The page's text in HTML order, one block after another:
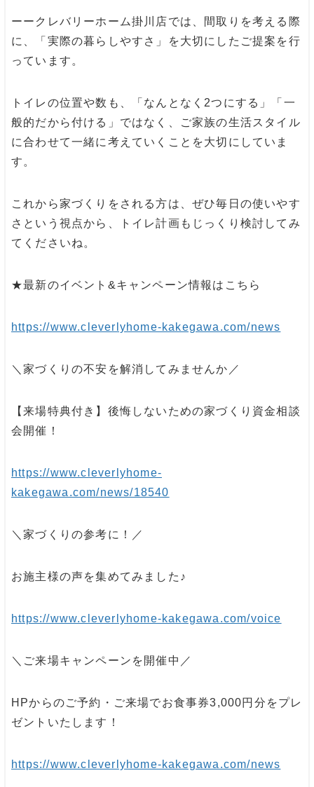
ーークレバリーホーム掛川店では、間取りを考える際
に、「実際の暮らしやすさ」を大切にしたご提案を行
っています。
トイレの位置や数も、「なんとなく2つにする」「一
般的だから付ける」ではなく、ご家族の生活スタイル
に合わせて一緒に考えていくことを大切にしていま
す。
これから家づくりをされる方は、ぜひ毎日の使いやす
さという視点から、トイレ計画もじっくり検討してみ
てくださいね。
★最新のイベント&キャンペーン情報はこちら
https://www.cleverlyhome-kakegawa.com/news
＼家づくりの不安を解消してみませんか／
【来場特典付き】後悔しないための家づくり資金相談
会開催！
https://www.cleverlyhome-
kakegawa.com/news/18540
＼家づくりの参考に！／
お施主様の声を集めてみました♪
https://www.cleverlyhome-kakegawa.com/voice
＼ご来場キャンペーンを開催中／
HPからのご予約・ご来場でお食事券3,000円分をプレ
ゼントいたします！
https://www.cleverlyhome-kakegawa.com/news